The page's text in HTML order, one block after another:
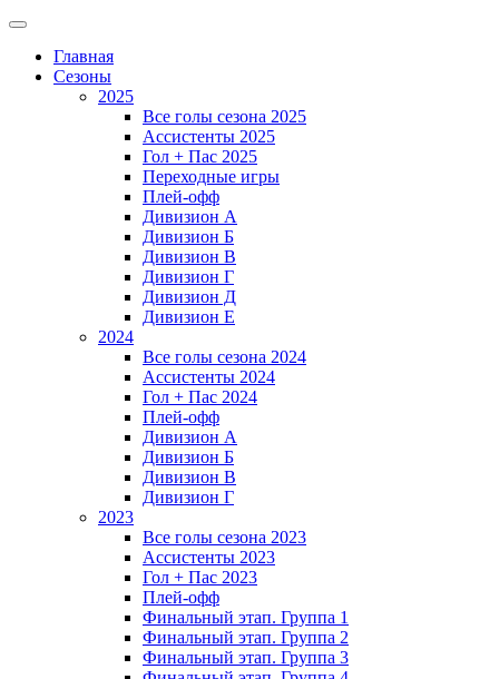
Главная
Сезоны
2025
Все голы сезона 2025
Ассистенты 2025
Гол + Пас 2025
Переходные игры
Плей-офф
Дивизион A
Дивизион Б
Дивизион В
Дивизион Г
Дивизион Д
Дивизион Е
2024
Все голы сезона 2024
Ассистенты 2024
Гол + Пас 2024
Плей-офф
Дивизион A
Дивизион Б
Дивизион В
Дивизион Г
2023
Все голы сезона 2023
Ассистенты 2023
Гол + Пас 2023
Плей-офф
Финальный этап. Группа 1
Финальный этап. Группа 2
Финальный этап. Группа 3